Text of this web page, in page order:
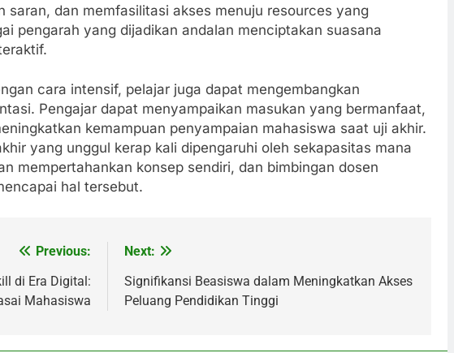
saran, dan memfasilitasi akses menuju resources yang
pengarah yang dijadikan andalan menciptakan suasana
cara intensif, pelajar juga dapat mengembangkan
Pengajar dapat menyampaikan masukan yang bermanfaat,
kemampuan penyampaian mahasiswa saat uji akhir.
yang unggul kerap kali dipengaruhi oleh sekapasitas mana
mempertahankan konsep sendiri, dan bimbingan dosen
hal tersebut.
Previous:
di Era Digital:
Mahasiswa
Next:
Signifikansi Beasiswa dalam Meningkatkan Akses
Peluang Pendidikan Tinggi